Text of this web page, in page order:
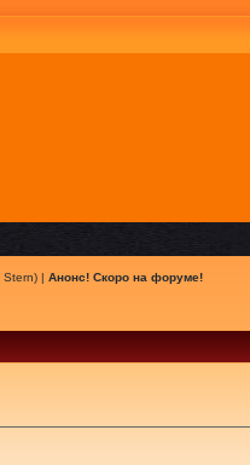
Stern) | Анонс! Скоро на форуме!